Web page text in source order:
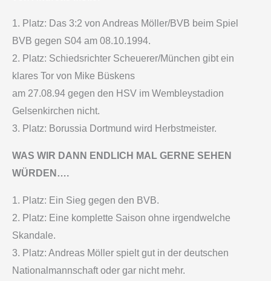
1. Platz: Das 3:2 von Andreas Möller/BVB beim Spiel
BVB gegen S04 am 08.10.1994.
2. Platz: Schiedsrichter Scheuerer/München gibt ein
klares Tor von Mike Büskens
am 27.08.94 gegen den HSV im Wembleystadion
Gelsenkirchen nicht.
3. Platz: Borussia Dortmund wird Herbstmeister.
WAS WIR DANN ENDLICH MAL GERNE SEHEN
WÜRDEN….
1. Platz: Ein Sieg gegen den BVB.
2. Platz: Eine komplette Saison ohne irgendwelche
Skandale.
3. Platz: Andreas Möller spielt gut in der deutschen
Nationalmannschaft oder gar nicht mehr.